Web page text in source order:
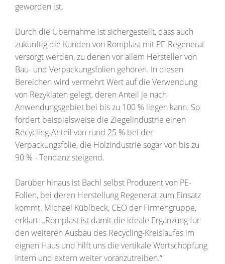
geworden ist.
Durch die Übernahme ist sichergestellt, dass auch
zukünftig die Kunden von Romplast mit PE-Regenerat
versorgt werden, zu denen vor allem Hersteller von
Bau- und Verpackungsfolien gehören. In diesen
Bereichen wird vermehrt Wert auf die Verwendung
von Rezyklaten gelegt, deren Anteil je nach
Anwendungsgebiet bei bis zu 100 % liegen kann. So
fordert beispielsweise die Ziegelindustrie einen
Recycling-Anteil von rund 25 % bei der
Verpackungsfolie, die Holzindustrie sogar von bis zu
90 % - Tendenz steigend.
Darüber hinaus ist Bachl selbst Produzent von PE-
Folien, bei deren Herstellung Regenerat zum Einsatz
kommt. Michael Küblbeck, CEO der Firmengruppe,
erklärt: „Romplast ist damit die ideale Ergänzung für
den weiteren Ausbau des Recycling-Kreislaufes im
eignen Haus und hilft uns die vertikale Wertschöpfung
intern und extern weiter voranzutreiben.“